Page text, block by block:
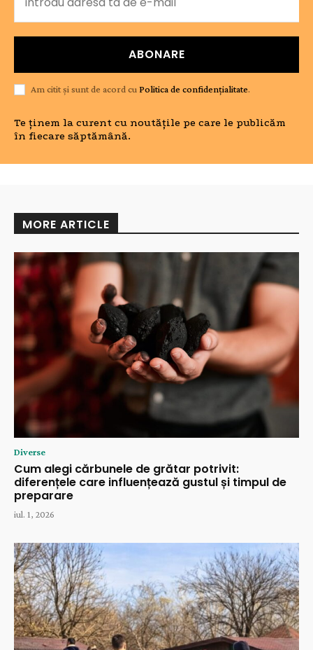
ABONARE
Am citit și sunt de acord cuPolitica de confidențialitate.
Te ținem la curent cu noutățile pe care le publicăm
în fiecare săptămână.
MORE ARTICLE
Diverse
Cum alegi cărbunele de grătar potrivit:
diferențele care influențează gustul și timpul de
preparare
iul. 1, 2026